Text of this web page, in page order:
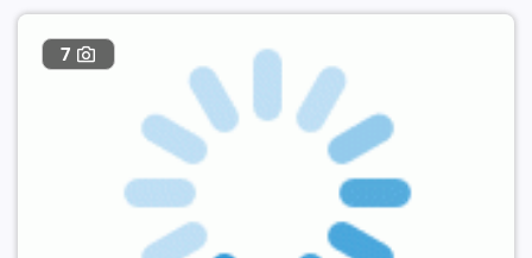
7